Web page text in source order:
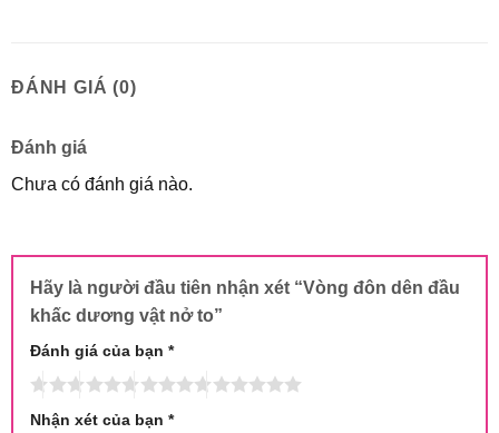
ĐÁNH GIÁ (0)
Đánh giá
Chưa có đánh giá nào.
Hãy là người đầu tiên nhận xét “Vòng đôn dên đầu
khấc dương vật nở to”
Đánh giá của bạn *
Nhận xét của bạn *